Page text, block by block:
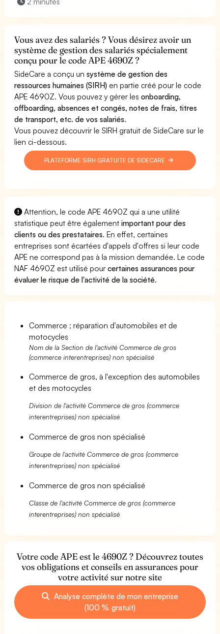
Vous avez des salariés ? Vous désirez avoir un
système de gestion des salariés spécialement
conçu pour le code APE 4690Z ?
SideCare a conçu unsystème de gestion des
ressources humaines (SIRH) en partie créé pour le code
APE 4690Z. Vous pouvez y gérer lesonboarding,
offboarding, absences et congés, notes de frais, titres
de transport, etc. de vos salariés.
Vous pouvez découvrir le SIRH gratuit de SideCare sur le
lien ci-dessous.
PLATEFORME SIRH GRATUITE DE SIDECARE
Attention, le code APE 4690Z qui a une utilité
statistique peut être égalementimportant pour des
clients ou des prestataires. En effet, certaines
entreprises sont écartées d'appels d'offres si leur code
APE ne correspond pas à la mission demandée. Le code
NAF 4690Z est utilisé pourcertaines assurances pour
évaluer le risque de l'activité de la société.
Commerce ; réparation d'automobiles et de
motocycles
Nom de la Section de l'activité Commerce de gros
(commerce interentreprises) non spécialisé
Commerce de gros, à l'exception des automobiles
et des motocycles
Division de l'activité Commerce de gros (commerce
interentreprises) non spécialisé
Commerce de gros non spécialisé
Groupe de l'activité Commerce de gros (commerce
interentreprises) non spécialisé
Commerce de gros non spécialisé
Classe de l'activité Commerce de gros (commerce
interentreprises) non spécialisé
Votre code APE est le 4690Z ? Découvrez toutes
vos obligations et conseils en assurances pour
votre activité sur notre site
Analyse complète de mon entreprise
(100 % gratuit)